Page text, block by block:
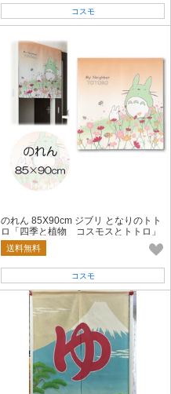
コスモ
のれん 85X90cm ジブリ となりのトト
ロ「四季と植物 コスモスとトトロ」
送料無料
コスモ